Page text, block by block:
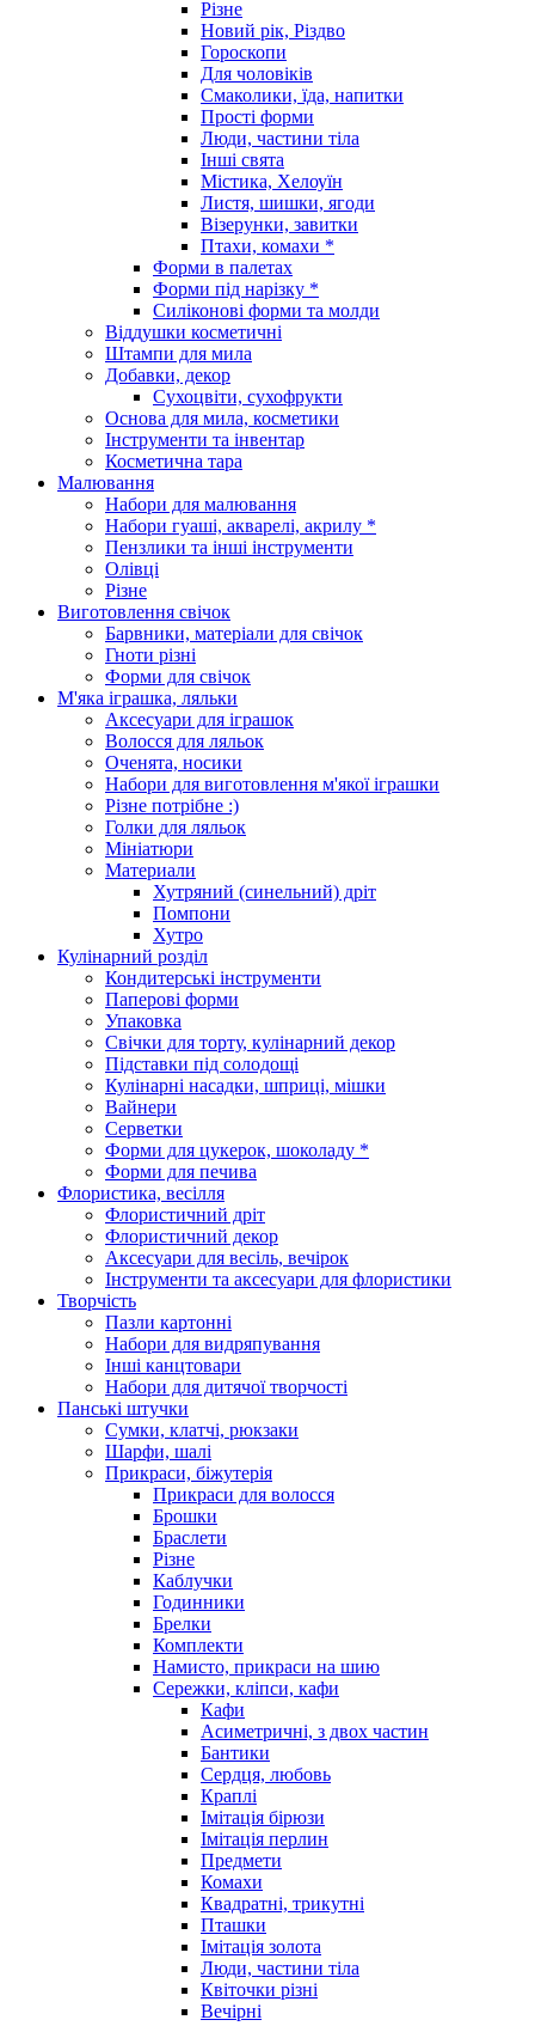
Різне
Новий рік, Різдво
Гороскопи
Для чоловіків
Смаколики, їда, напитки
Прості форми
Люди, частини тіла
Інші свята
Містика, Хелоуїн
Листя, шишки, ягоди
Візерунки, завитки
Птахи, комахи *
Форми в палетах
Форми під нарізку *
Силіконові форми та молди
Віддушки косметичні
Штампи для мила
Добавки, декор
Сухоцвіти, сухофрукти
Основа для мила, косметики
Інструменти та інвентар
Косметична тара
Малювання
Набори для малювання
Набори гуаші, акварелі, акрилу *
Пензлики та інші інструменти
Олівці
Різне
Виготовлення свічок
Барвники, матеріали для свічок
Гноти різні
Форми для свічок
М'яка іграшка, ляльки
Аксесуари для іграшок
Волосся для ляльок
Оченята, носики
Набори для виготовлення м'якої іграшки
Різне потрібне :)
Голки для ляльок
Мініатюри
Материали
Хутряний (синельний) дріт
Помпони
Хутро
Кулінарний розділ
Кондитерські інструменти
Паперові форми
Упаковка
Свічки для торту, кулінарний декор
Підставки під солодощі
Кулінарні насадки, шприці, мішки
Вайнери
Серветки
Форми для цукерок, шоколаду *
Форми для печива
Флористика, весілля
Флористичний дріт
Флористичний декор
Аксесуари для весіль, вечірок
Інструменти та аксесуари для флористики
Творчість
Пазли картонні
Набори для видряпування
Інші канцтовари
Набори для дитячої творчості
Панські штучки
Сумки, клатчі, рюкзаки
Шарфи, шалі
Прикраси, біжутерія
Прикраси для волосся
Брошки
Браслети
Різне
Каблучки
Годинники
Брелки
Комплекти
Намисто, прикраси на шию
Сережки, кліпси, кафи
Кафи
Асиметричні, з двох частин
Бантики
Сердця, любовь
Краплі
Імітація бірюзи
Імітація перлин
Предмети
Комахи
Квадратні, трикутні
Пташки
Імітація золота
Люди, частини тіла
Квіточки різні
Вечірні